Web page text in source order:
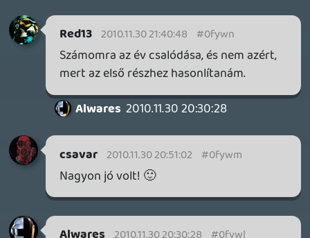
*szinonimája*
2010.11.30 19:06:00#0fywd
A "dudák" egyébként a "köcsögök"
szininimája? (gonosz smiley)
Ami most így eszembe jutott, hogy meg
lett említve a Bortherhood mint év
cliffhangere. Hát én szánalmasabb, klisé
szaggal megtömött történetet még
életemben nem láttam a többi nem volt
amerikai, de ez tipikus amerikai által
generált történelmi sztori.